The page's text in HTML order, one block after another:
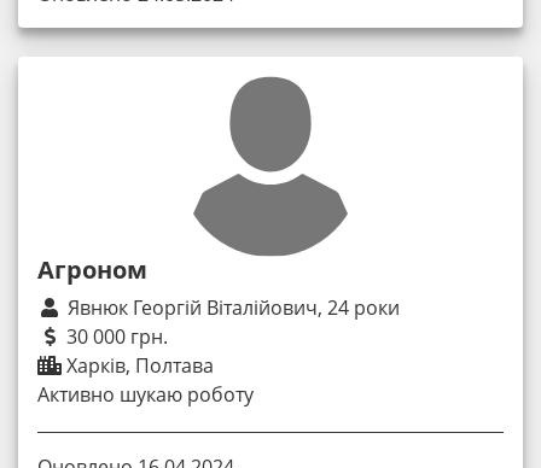
Агроном
Явнюк Георгій Віталійович, 24 роки
30 000 грн.
Харків, Полтава
Активно шукаю роботу